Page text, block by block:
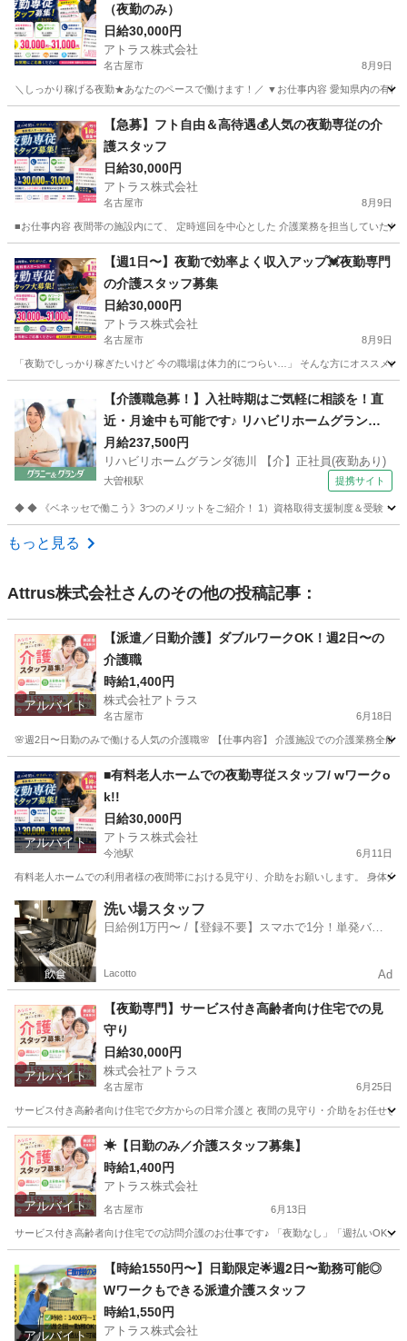
（夜勤のみ）
日給30,000円
アトラス株式会社
名古屋市 8月9日
＼しっかり稼げる夜勤★あなたのペースで働けます！／ ▼お仕事内容 愛知県内の有
介護士 介護施設
【急募】フト自由＆高待遇💰人気の夜勤専従の介
護スタッフ
日給30,000円
アトラス株式会社
名古屋市 8月9日
■お仕事内容 夜間帯の施設内にて、 定時巡回を中心とした 介護業務を担当していただ
介護士 スタッフ
【週1日〜】夜勤で効率よく収入アップ💓夜勤専門
の介護スタッフ募集
日給30,000円
アトラス株式会社
名古屋市 8月9日
「夜勤でしっかり稼ぎたいけど 今の職場は体力的につらい…」 そんな方にオスス
介護士 スタッフ
【介護職急募！】入社時期はご気軽に相談を！直
近・月途中も可能です♪ リハビリホームグランダ
徳川 【介】正社員(夜勤あり) 老人介護施設スタッ
フ
月給237,500円
リハビリホームグランダ徳川 【介】正社員(夜勤あり)
大曽根駅 提携サイト
◆ ◆ 《ベネッセで働こう》3つのメリットをご紹介！ 1）資格取得支援制度＆受験・
愛知 名古屋市
もっと見る
Attrus株式会社さんのその他の投稿記事：
アルバイト
【派遣／日勤介護】ダブルワークOK！週2日〜の
介護職
時給1,400円
株式会社アトラス
名古屋市 6月18日
🌸週2日〜日勤のみで働ける人気の介護職🌸 【仕事内容】 介護施設での介護業務全般
介護士 時給
アルバイト
■有料老人ホームでの夜勤専従スタッフ/ wワークo
k!!
日給30,000円
アトラス株式会社
今池駅 6月11日
有料老人ホームでの利用者様の夜間帯における見守り、介助をお願いします。 身体
愛知 名古屋市 今池駅 介護
洗い場スタッフ
日給例1万円〜 /【登録不要】スマホで1分！単発バイ
Lacotto Ad
アルバイト
【夜勤専門】サービス付き高齢者向け住宅での見
守り
日給30,000円
株式会社アトラス
名古屋市 6月25日
サービス付き高齢者向け住宅で夕方からの日常介護と 夜間の見守り・介助をお任せし
愛知 名古屋市 介護 サービス付き高齢者向け住宅
アルバイト
☀【日勤のみ／介護スタッフ募集】
時給1,400円
アトラス株式会社
名古屋市 6月13日
サービス付き高齢者向け住宅での訪問介護のお仕事です♪ 「夜勤なし」「週払いOK
介護 サービス付き高齢者向け住宅
アルバイト
【時給1550円〜】日勤限定🌟週2日〜勤務可能◎
Wワークもできる派遣介護スタッフ
時給1,550円
アトラス株式会社